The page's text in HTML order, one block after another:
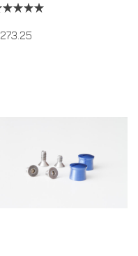
273.25